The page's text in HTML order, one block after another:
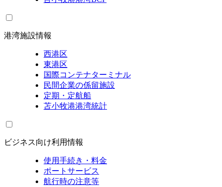
港湾施設情報
西港区
東港区
国際コンテナターミナル
民間企業の係留施設
定期・定航船
苫小牧港港湾統計
ビジネス向け利用情報
使用手続き・料金
ポートサービス
航行時の注意等